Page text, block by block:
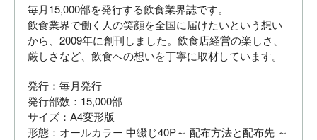
毎月15,000部を発行する飲食業界誌です。
飲食業界で働く人の笑顔を全国に届けたいという想い
から、2009年に創刊しました。飲食店経営の楽しさ、
厳しさなど、飲食への想いを丁寧に取材しています。
発行：毎月発行
発行部数：15,000部
サイズ：A4変形版
形態：オールカラー 中綴じ40P～ 配布方法と配布先 ～